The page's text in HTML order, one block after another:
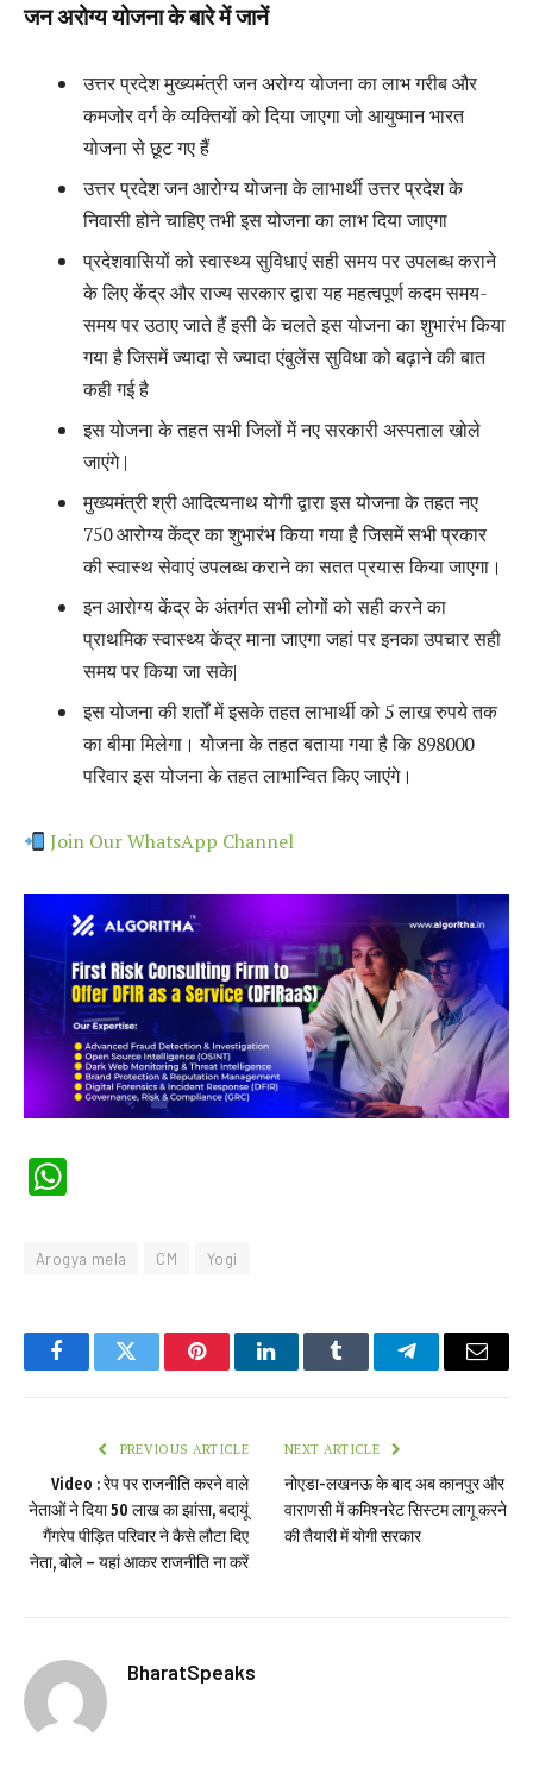
जन अरोग्य योजना के बारे में जानें
उत्तर प्रदेश मुख्यमंत्री जन अरोग्य योजना का लाभ गरीब और
कमजोर वर्ग के व्यक्तियों को दिया जाएगा जो आयुष्मान भारत
योजना से छूट गए हैं
उत्तर प्रदेश जन आरोग्य योजना के लाभार्थी उत्तर प्रदेश के
निवासी होने चाहिए तभी इस योजना का लाभ दिया जाएगा
प्रदेशवासियों को स्वास्थ्य सुविधाएं सही समय पर उपलब्ध कराने
के लिए केंद्र और राज्य सरकार द्वारा यह महत्वपूर्ण कदम समय-
समय पर उठाए जाते हैं इसी के चलते इस योजना का शुभारंभ किया
गया है जिसमें ज्यादा से ज्यादा एंबुलेंस सुविधा को बढ़ाने की बात
कही गई है
इस योजना के तहत सभी जिलों में नए सरकारी अस्पताल खोले
जाएंगे |
मुख्यमंत्री श्री आदित्यनाथ योगी द्वारा इस योजना के तहत नए
750 आरोग्य केंद्र का शुभारंभ किया गया है जिसमें सभी प्रकार
की स्वास्थ सेवाएं उपलब्ध कराने का सतत प्रयास किया जाएगा।
इन आरोग्य केंद्र के अंतर्गत सभी लोगों को सही करने का
प्राथमिक स्वास्थ्य केंद्र माना जाएगा जहां पर इनका उपचार सही
समय पर किया जा सके|
इस योजना की शर्तों में इसके तहत लाभार्थी को 5 लाख रुपये तक
का बीमा मिलेगा। योजना के तहत बताया गया है कि 898000
परिवार इस योजना के तहत लाभान्वित किए जाएंगे।
Join Our WhatsApp Channel
Arogya mela CM Yogi
FacebookTwitter PinterestLinkedInTumblr TelegramEmail
PREVIOUS ARTICLE
Video : रेप पर राजनीति करने वाले
नेताओं ने दिया 50 लाख का झांसा, बदायूं
गैंगरेप पीड़ित परिवार ने कैसे लौटा दिए
नेता, बोले – यहां आकर राजनीति ना करें
NEXT ARTICLE
नोएडा-लखनऊ के बाद अब कानपुर और
वाराणसी में कमिश्नरेट सिस्टम लागू करने
की तैयारी में योगी सरकार
BharatSpeaks